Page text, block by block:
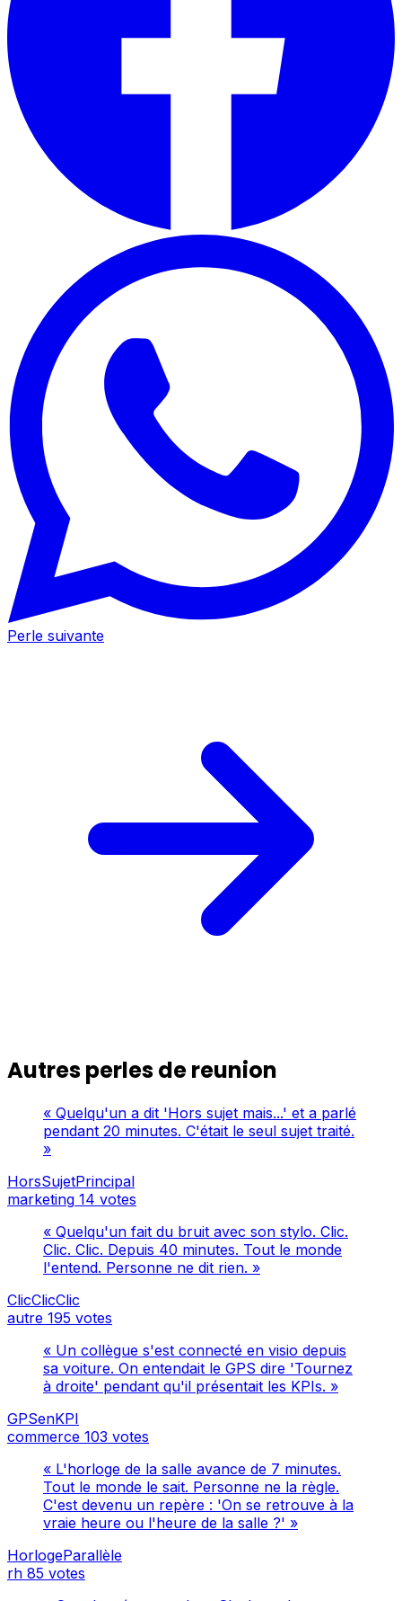
Perle suivante
Autres perles de reunion
« Quelqu'un a dit 'Hors sujet mais...' et a parlé
pendant 20 minutes. C'était le seul sujet traité.
»
HorsSujetPrincipal
marketing 14 votes
« Quelqu'un fait du bruit avec son stylo. Clic.
Clic. Clic. Depuis 40 minutes. Tout le monde
l'entend. Personne ne dit rien. »
ClicClicClic
autre 195 votes
« Un collègue s'est connecté en visio depuis
sa voiture. On entendait le GPS dire 'Tournez
à droite' pendant qu'il présentait les KPIs. »
GPSenKPI
commerce 103 votes
« L'horloge de la salle avance de 7 minutes.
Tout le monde le sait. Personne ne la règle.
C'est devenu un repère : 'On se retrouve à la
vraie heure ou l'heure de la salle ?' »
HorlogeParallèle
rh 85 votes